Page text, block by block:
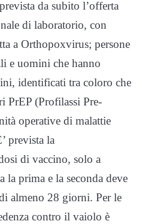
da subito l’offerta
di laboratorio, con
a Orthopoxvirus; persone
e uomini che hanno
identificati tra coloro che
PrEP (Profilassi Pre-
operative di malattie
prevista la
di vaccino, solo a
la prima e la seconda deve
almeno 28 giorni. Per le
contro il vaiolo è